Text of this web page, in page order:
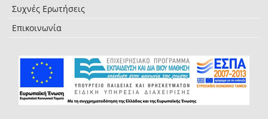
Συχνές Ερωτήσεις
Επικοινωνία